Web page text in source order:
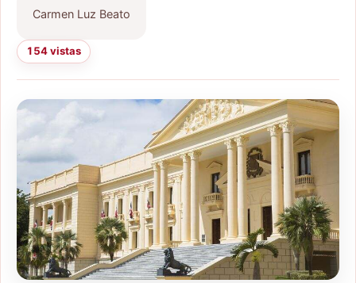
Carmen Luz Beato
154 vistas